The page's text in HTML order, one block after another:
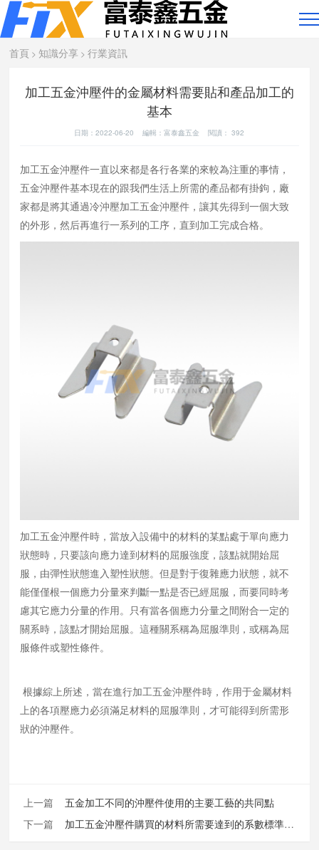
首頁 > 知識分享 >行業資訊
加工五金沖壓件的金屬材料需要貼和產品加工的
基本
日期：2022-06-20 編輯：富泰鑫五金 閱讀：392
加工五金沖壓件一直以來都是各行各業的來較為注重的事情，
五金沖壓件基本現在的跟我們生活上所需的產品都有掛鉤，廠
家都是將其通過冷沖壓加工五金沖壓件，讓其先得到一個大致
的外形，然后再進行一系列的工序，直到加工完成合格。
加工五金沖壓件時，當放入設備中的材料的某點處于單向應力
狀態時，只要該向應力達到材料的屈服強度，該點就開始屈
服，由彈性狀態進入塑性狀態。但是對于復雜應力狀態，就不
能僅僅根一個應力分量來判斷一點是否已經屈服，而要同時考
慮其它應力分量的作用。只有當各個應力分量之間附合一定的
關系時，該點才開始屈服。這種關系稱為屈服準則，或稱為屈
服條件或塑性條件。
根據綜上所述，當在進行加工五金沖壓件時，作用于金屬材料
上的各項壓應力必須滿足材料的屈服準則，才可能得到所需形
狀的沖壓件。
上一篇五金加工不同的沖壓件使用的主要工藝的共同點
下一篇 加工五金沖壓件購買的材料所需要達到的系數標準是什么